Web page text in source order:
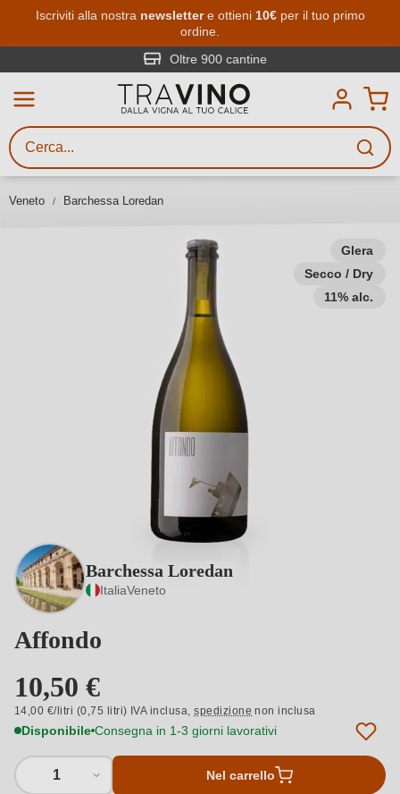
Passa al contenuto principale
Iscriviti alla nostra newslettere ottieni 10€per il tuo primo
ordine.
Oltre 900 cantine
Veneto Barchessa Loredan
Glera
Secco / Dry
11% alc.
Barchessa Loredan
ItaliaVeneto
Affondo
10,50 €
14,00 €/litri (0,75 litri) IVA inclusa,spedizione non inclusa
Disponibile Consegna in 1-3 giorni lavorativi
1 Nel carrello
Ricerca vini
Inserisci almeno 3 caratteri
gusto, occasione, nome del vino,
vitigno, regione, cantina o altri